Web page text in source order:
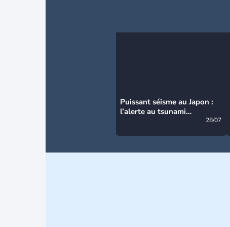
Puissant séisme au Japon :
l’alerte au tsunami
28/07